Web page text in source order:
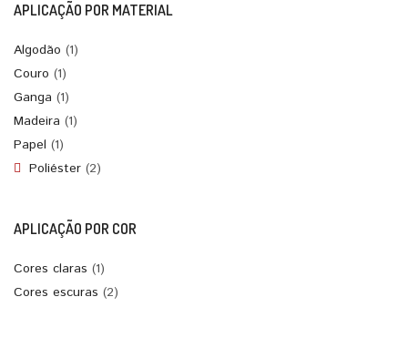
APLICAÇÃO POR MATERIAL
Algodão (1)
Couro (1)
Ganga (1)
Madeira (1)
Papel (1)
Poliéster (2)
APLICAÇÃO POR COR
Cores claras (1)
Cores escuras (2)